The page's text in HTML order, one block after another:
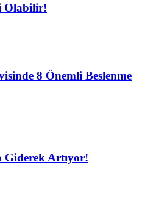
Olabilir!
8 Önemli Beslenme
Giderek Artıyor!